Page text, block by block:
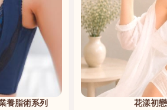
養脂術系列
花漾初